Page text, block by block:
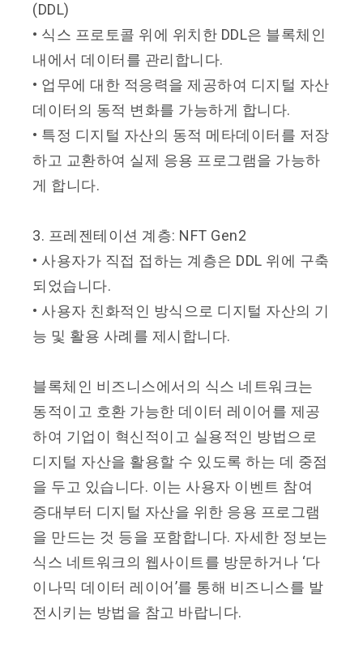
(DDL)
• 식스 프로토콜 위에 위치한 DDL은 블록체인
내에서 데이터를 관리합니다.
• 업무에 대한 적응력을 제공하여 디지털 자산
데이터의 동적 변화를 가능하게 합니다.
• 특정 디지털 자산의 동적 메타데이터를 저장
하고 교환하여 실제 응용 프로그램을 가능하
게 합니다.
3. 프레젠테이션 계층: NFT Gen2
• 사용자가 직접 접하는 계층은 DDL 위에 구축
되었습니다.
• 사용자 친화적인 방식으로 디지털 자산의 기
능 및 활용 사례를 제시합니다.
블록체인 비즈니스에서의 식스 네트워크는
동적이고 호환 가능한 데이터 레이어를 제공
하여 기업이 혁신적이고 실용적인 방법으로
디지털 자산을 활용할 수 있도록 하는 데 중점
을 두고 있습니다. 이는 사용자 이벤트 참여
증대부터 디지털 자산을 위한 응용 프로그램
을 만드는 것 등을 포함합니다. 자세한 정보는
식스 네트워크의 웹사이트를 방문하거나 ‘다
이나믹 데이터 레이어’를 통해 비즈니스를 발
전시키는 방법을 참고 바랍니다.